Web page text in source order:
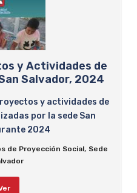
y Actividades de
Salvador, 2024
y actividades de
por la sede San
2024
de Proyección Social, Sede